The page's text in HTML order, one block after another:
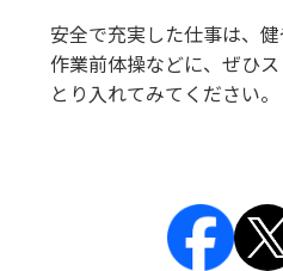
安全で充実した仕事は、
作業前体操などに、ぜひ
とり入れてみてください。